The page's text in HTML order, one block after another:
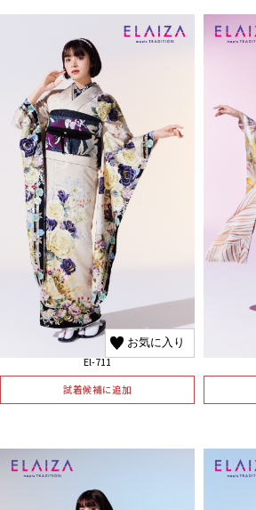
お気に入り
El-711
試着候補に追加